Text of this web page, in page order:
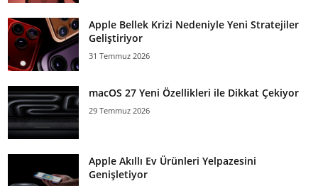
Apple Bellek Krizi Nedeniyle Yeni Stratejiler
Geliştiriyor
31 Temmuz 2026
macOS 27 Yeni Özellikleri ile Dikkat Çekiyor
29 Temmuz 2026
Apple Akıllı Ev Ürünleri Yelpazesini
Genişletiyor